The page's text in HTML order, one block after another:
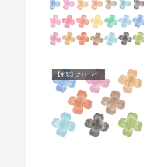
【水彩】クローバー